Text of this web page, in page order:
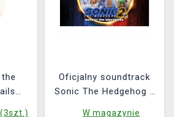
Oficjalny soundtrack
Sonic The Hedgehog 2
W magazynie